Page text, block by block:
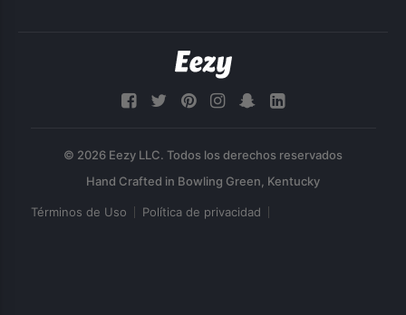
© 2026 Eezy LLC. Todos los derechos reservados
Términos de Uso Política de privacidad